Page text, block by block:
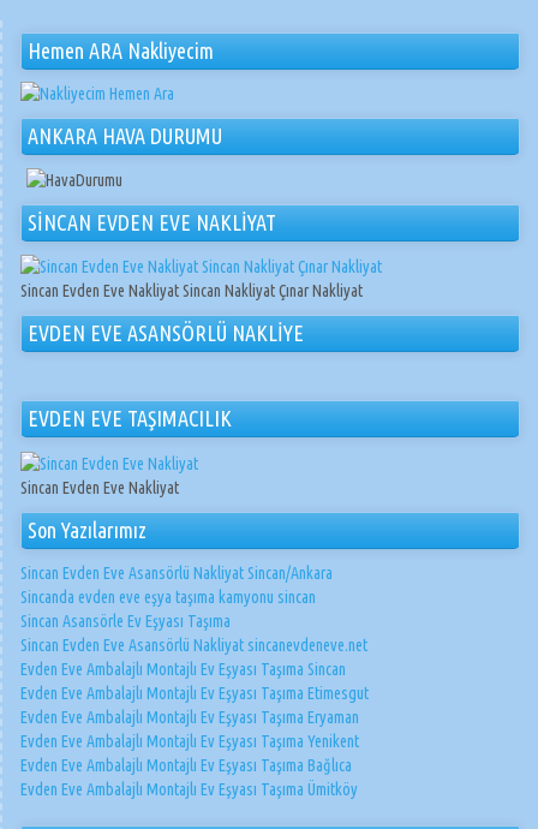
Hemen ARA Nakliyecim
ANKARA HAVA DURUMU
SİNCAN EVDEN EVE NAKLİYAT
Sincan Evden Eve Nakliyat Sincan Nakliyat Çınar Nakliyat
EVDEN EVE ASANSÖRLÜ NAKLİYE
EVDEN EVE TAŞIMACILIK
Sincan Evden Eve Nakliyat
Son Yazılarımız
Sincan Evden Eve Asansörlü Nakliyat Sincan/Ankara
Sincanda evden eve eşya taşıma kamyonu sincan
Sincan Asansörle Ev Eşyası Taşıma
Sincan Evden Eve Asansörlü Nakliyat sincanevdeneve.net
Evden Eve Ambalajlı Montajlı Ev Eşyası Taşıma Sincan
Evden Eve Ambalajlı Montajlı Ev Eşyası Taşıma Etimesgut
Evden Eve Ambalajlı Montajlı Ev Eşyası Taşıma Eryaman
Evden Eve Ambalajlı Montajlı Ev Eşyası Taşıma Yenikent
Evden Eve Ambalajlı Montajlı Ev Eşyası Taşıma Bağlıca
Evden Eve Ambalajlı Montajlı Ev Eşyası Taşıma Ümitköy